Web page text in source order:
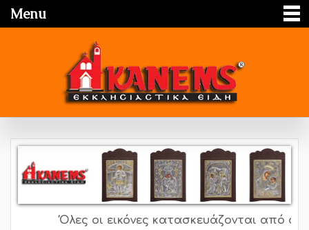
Menu
Όλες οι εικόνες κατασκευάζονται από